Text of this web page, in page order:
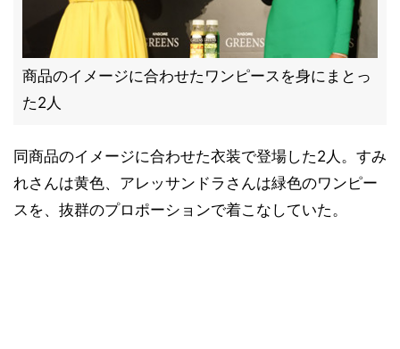
商品のイメージに合わせたワンピースを身にまとっ
た2人
同商品のイメージに合わせた衣装で登場した2人。すみ
れさんは黄色、アレッサンドラさんは緑色のワンピー
スを、抜群のプロポーションで着こなしていた。